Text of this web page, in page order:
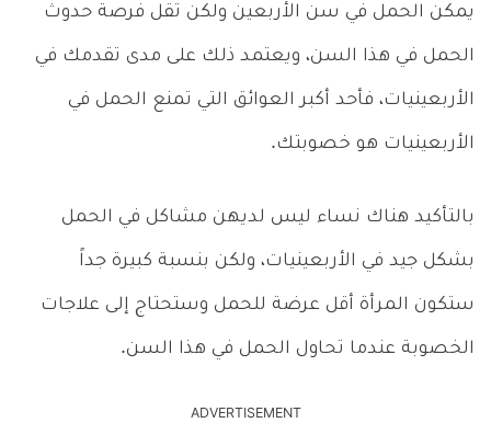
يمكن الحمل في سن الأربعين ولكن تقل فرصة حدوث
الحمل في هذا السن، ويعتمد ذلك على مدى تقدمك في
الأربعينيات، فأحد أكبر العوائق التي تمنع الحمل في
الأربعينيات هو خصوبتك.
بالتأكيد هناك نساء ليس لديهن مشاكل في الحمل
بشكل جيد في الأربعينيات، ولكن بنسبة كبيرة جداً
ستكون المرأة أقل عرضة للحمل وستحتاج إلى علاجات
الخصوبة عندما تحاول الحمل في هذا السن.
ADVERTISEMENT